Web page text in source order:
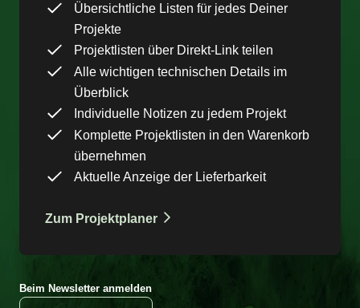
Übersichtliche Listen für jedes Deiner
Projekte
Projektlisten über Direkt-Link teilen
Alle wichtigen technischen Details im
Überblick
Individuelle Notizen zu jedem Projekt
Komplette Projektlisten in den Warenkorb
übernehmen
Aktuelle Anzeige der Lieferbarkeit
Zum Projektplaner
Beim Newsletter anmelden